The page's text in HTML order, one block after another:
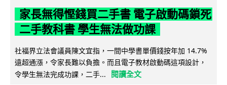
家長無得慳錢買二手書 電子啟動碼鎖死
二手教科書 學生無法做功課
社福界立法會議員陳文宜指，一間中學書單價錢按年加 14.7%
遠超通漲，令家長難以負擔。而且電子教材啟動碼這項設計，
令學生無法完成功課，二手...
閱讀全文